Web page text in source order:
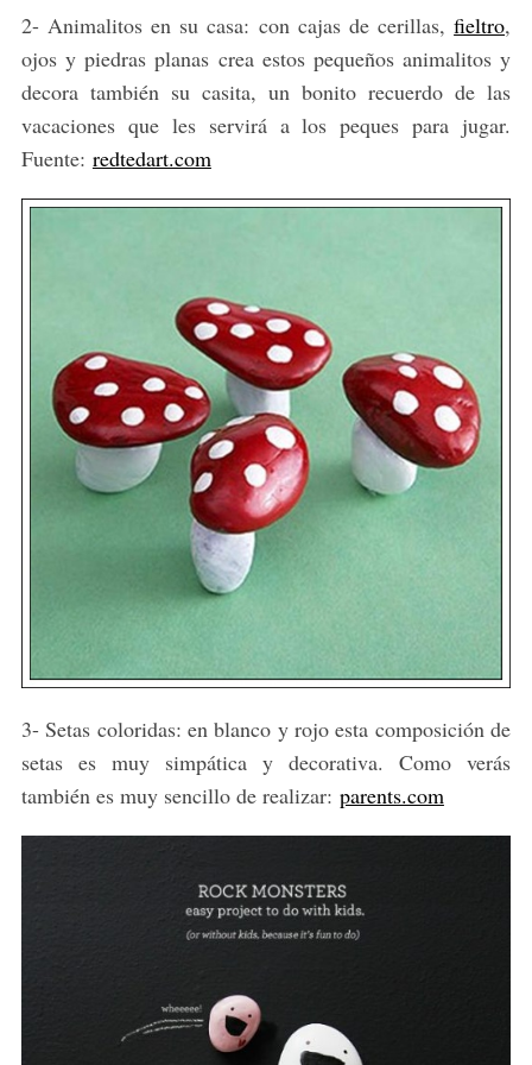
2- Animalitos en su casa: con cajas de cerillas,fieltro,
ojos y piedras planas crea estos pequeños animalitos y
decora también su casita, un bonito recuerdo de las
vacaciones que les servirá a los peques para jugar.
Fuente: redtedart.com
3- Setas coloridas: en blanco y rojo esta composición de
setas es muy simpática y decorativa. Como verás
también es muy sencillo de realizar: parents.com